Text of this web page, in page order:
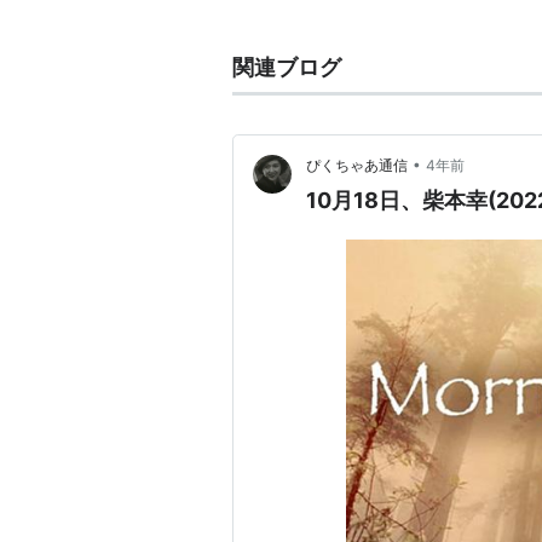
悪魔の手毬唄
私は貝になりたい
関連ブログ
ぴくちゃあ通信 • 4年前
10月18日、柴本幸